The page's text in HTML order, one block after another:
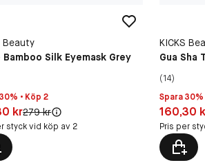
Beauty
Bamboo Silk Eyemask Grey
• Köp 2
kr
krOriginal pris:
279 kr
styck vid köp av 2
KICKS
Gua Sha
(14)
Spara 30%
Pris:
160,30
Pris per